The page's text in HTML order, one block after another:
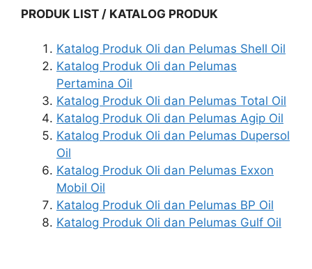
PRODUK LIST / KATALOG PRODUK
Katalog Produk Oli dan Pelumas Shell Oil
Katalog Produk Oli dan Pelumas
Pertamina Oil
Katalog Produk Oli dan Pelumas Total Oil
Katalog Produk Oli dan Pelumas Agip Oil
Katalog Produk Oli dan Pelumas Dupersol
Oil
Katalog Produk Oli dan Pelumas Exxon
Mobil Oil
Katalog Produk Oli dan Pelumas BP Oil
Katalog Produk Oli dan Pelumas Gulf Oil